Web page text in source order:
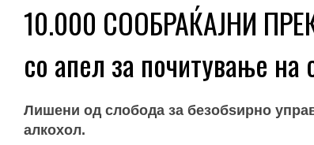
10.000 СООБРАЌАЈНИ
со апел за почитување на
Лишени од слобода за безобѕирно
алкохол.